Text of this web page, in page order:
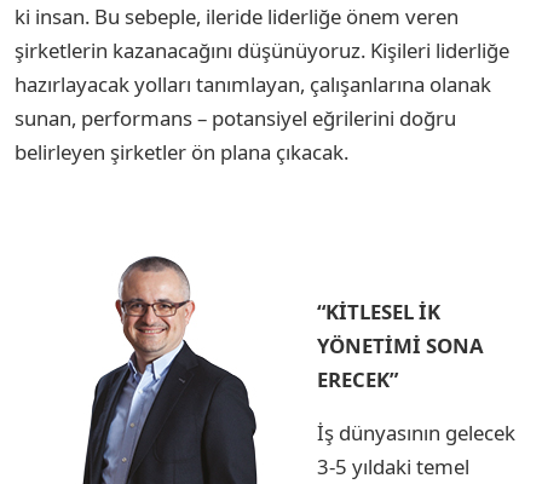
ki insan. Bu sebeple, ileride liderliğe önem veren
şirketlerin kazanacağını düşünüyoruz. Kişileri liderliğe
hazırlayacak yolları tanımlayan, çalışanlarına olanak
sunan, performans – potansiyel eğrilerini doğru
belirleyen şirketler ön plana çıkacak.
“KİTLESEL İK
YÖNETİMİ SONA
ERECEK”
İş dünyasının gelecek
3-5 yıldaki temel